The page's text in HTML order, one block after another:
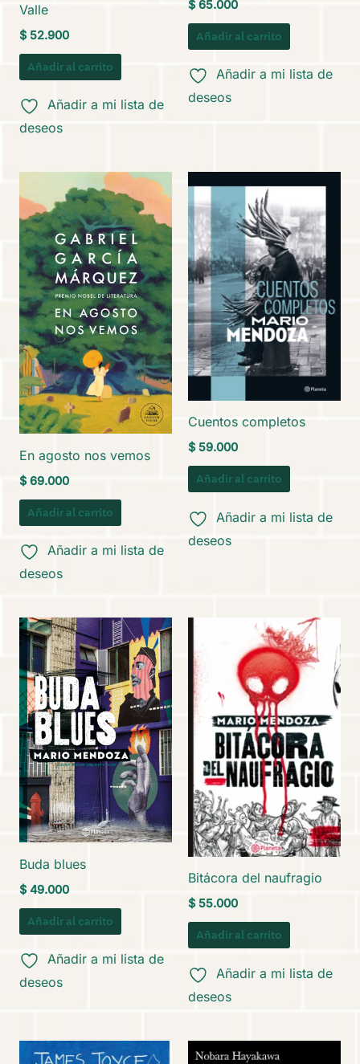
Valle
$ 52.900
Añadir al carrito
Añadir a mi lista de
deseos
$65.000
Añadir al carrito
Añadir a mi lista de
deseos
En agosto nos vemos
$69.000
Añadir al carrito
Añadir a mi lista de
deseos
Cuentos completos
$ 59.000
Añadir al carrito
Añadir a mi lista de
deseos
Buda blues
$49.000
Añadir al carrito
Añadir a mi lista de
deseos
Bitácora del naufragio
$ 55.000
Añadir al carrito
Añadir a mi lista de
deseos